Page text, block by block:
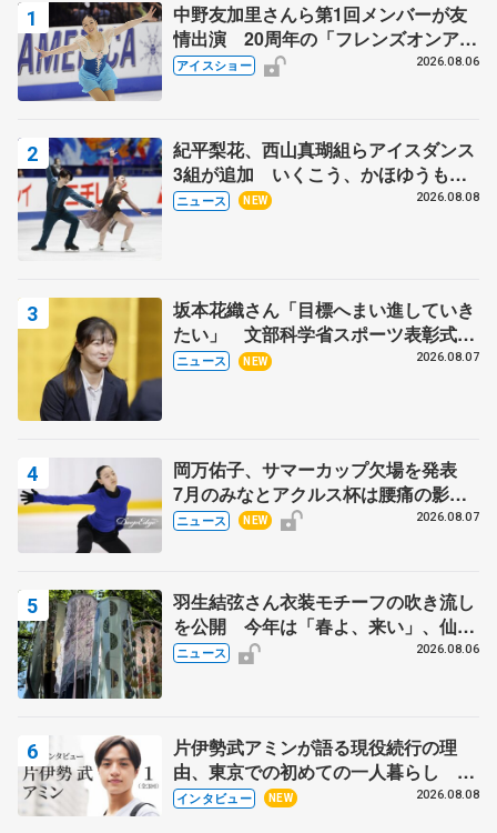
中野友加里さんら第1回メンバーが友
情出演 20周年の「フレンズオンアイ
ス」 宮本賢二さん、有川梨絵さん、
アイスショー 2026.08.06
紀平梨花、西山真瑚組らアイスダンス
3組が追加 いくこう、かほゆうも、
木下グループ杯
ニュース NEW 2026.08.08
坂本花織さん「目標へまい進していき
たい」 文部科学省スポーツ表彰式で
代表謝辞
ニュース NEW 2026.08.07
岡万佑子、サマーカップ欠場を発表
7月のみなとアクルス杯は腰痛の影響
で
ニュース NEW 2026.08.07
羽生結弦さん衣装モチーフの吹き流し
を公開 今年は「春よ、来い」、仙台
の瑞鳳殿
ニュース 2026.08.06
片伊勢武アミンが語る現役続行の理
由、東京での初めての一人暮らし 注
目スケーターの「今」に迫る
インタビュー NEW 2026.08.08